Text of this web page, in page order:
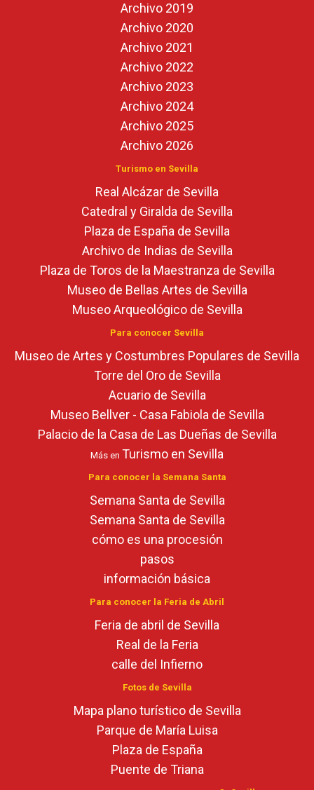
Archivo 2019
Archivo 2020
Archivo 2021
Archivo 2022
Archivo 2023
Archivo 2024
Archivo 2025
Archivo 2026
Turismo en Sevilla
Real Alcázar de Sevilla
Catedral y Giralda de Sevilla
Plaza de España de Sevilla
Archivo de Indias de Sevilla
Plaza de Toros de la Maestranza de Sevilla
Museo de Bellas Artes de Sevilla
Museo Arqueológico de Sevilla
Para conocer Sevilla
Museo de Artes y Costumbres Populares de Sevilla
Torre del Oro de Sevilla
Acuario de Sevilla
Museo Bellver - Casa Fabiola de Sevilla
Palacio de la Casa de Las Dueñas de Sevilla
Más en Turismo en Sevilla
Para conocer la Semana Santa
Semana Santa de Sevilla
Semana Santa de Sevilla
cómo es una procesión
pasos
información básica
Para conocer la Feria de Abril
Feria de abril de Sevilla
Real de la Feria
calle del Infierno
Fotos de Sevilla
Mapa plano turístico de Sevilla
Parque de María Luisa
Plaza de España
Puente de Triana